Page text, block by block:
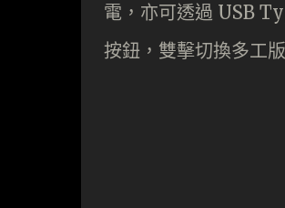
電，亦可透過 USB
按鈕，雙擊切換多工